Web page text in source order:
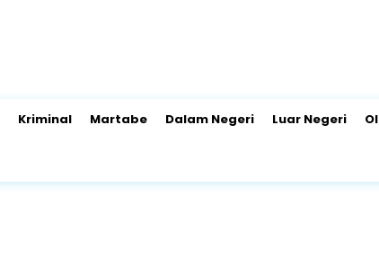
Kriminal Martabe Dalam Negeri Luar Negeri